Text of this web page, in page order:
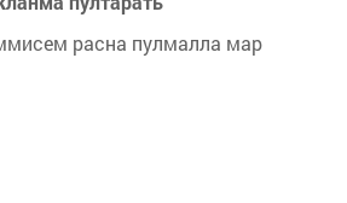
расна пулмалла мар